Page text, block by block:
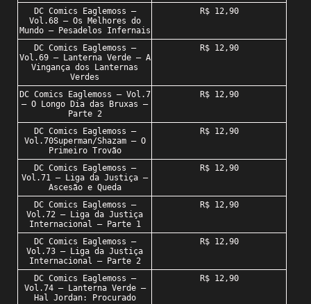
DC Comics Eaglemoss –
Vol.68 – Os Melhores do
Mundo – Pesadelos Infernais
R$ 12,90
DC Comics Eaglemoss –
Vol.69 – Lanterna Verde – A
Vingança dos Lanternas
Verdes
R$ 12,90
DC Comics Eaglemoss – Vol.7
– O Longo Dia das Bruxas –
Parte 2
R$ 12,90
DC Comics Eaglemoss –
Vol.70Superman/Shazam – O
Primeiro Trovão
R$ 12,90
DC Comics Eaglemoss –
Vol.71 – Liga da Justiça –
Ascesão e Queda
R$ 12,90
DC Comics Eaglemoss –
Vol.72 – Liga da Justiça
Internacional – Parte 1
R$ 12,90
DC Comics Eaglemoss –
Vol.73 – Liga da Justiça
Internacional – Parte 2
R$ 12,90
DC Comics Eaglemoss –
Vol.74 – Lanterna Verde –
Hal Jordan: Procurado
R$ 12,90